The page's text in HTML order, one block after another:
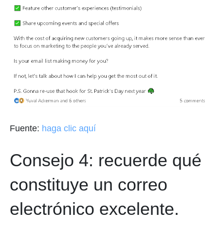
Fuente: haga clic aquí
Consejo 4: recuerde qué
constituye un correo
electrónico excelente.